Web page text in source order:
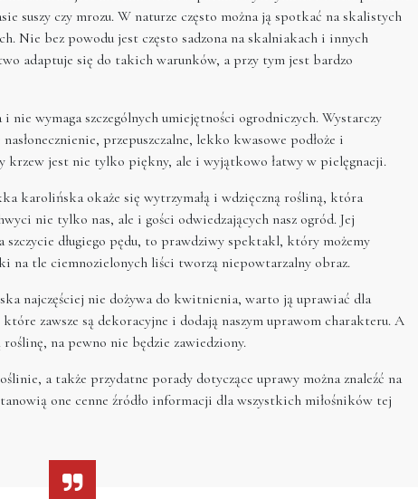
suszy czy mrozu. W naturze często można ją spotkać na skalistych
Nie bez powodu jest często sadzona na skalniakach i innych
adaptuje się do takich warunków, a przy tym jest bardzo
wymaga szczególnych umiejętności ogrodniczych. Wystarczy
przepuszczalne, lekko kwasowe podłoże i
krzew jest nie tylko piękny, ale i wyjątkowo łatwy w pielęgnacji.
karolińska okaże się wytrzymałą i wdzięczną rośliną, która
nie tylko nas, ale i gości odwiedzających nasz ogród. Jej
długiego pędu, to prawdziwy spektakl, który możemy
na tle ciemnozielonych liści tworzą niepowtarzalny obraz.
najczęściej nie dożywa do kwitnienia, warto ją uprawiać dla
zawsze są dekoracyjne i dodają naszym uprawom charakteru. A
na pewno nie będzie zawiedziony.
a także przydatne porady dotyczące uprawy można znaleźć na
one cenne źródło informacji dla wszystkich miłośników tej